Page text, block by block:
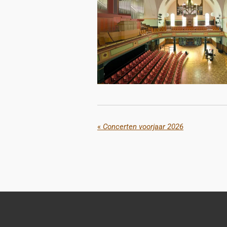
« Concerten voorjaar 2026